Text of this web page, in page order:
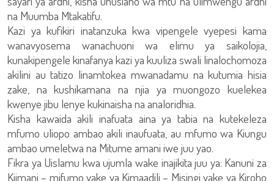
na Muumba Mtakatifu.
Kazi ya kufikiri inatanzuka kwa vipengele vyepesi kama
wanavyosema wanachuoni wa elimu ya saikolojia,
kunakipengele kinafanya kazi ya kuuliza swali linalochomoza
akilini au tatizo linamtokea mwanadamu na kutumia hisia
zake, na kushikamana na njia ya muongozo kuelekea
kwenye jibu lenye kukinaisha na analoridhia.
Kisha kawaida akili inafuata aina ya tabia na kutekeleza
mfumo uliopo ambao akili inaufuata, au mfumo wa Kiungu
ambao umeletwa na Mitume amani iwe juu yao.
Fikra ya Uislamu kwa ujumla wake inajikita juu ya: Kanuni za
Kiimani – mifumo yake ya Kimaadili – Misingi yake ya Kiroho